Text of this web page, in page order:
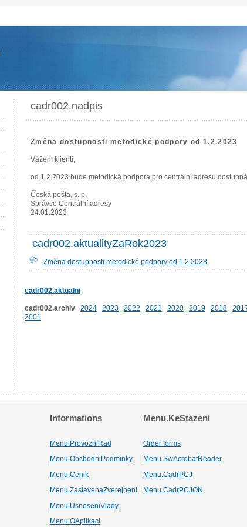
cadr002.nadpis
Změna dostupnosti metodické podpory od 1.2.2023
Vážení klienti,
od 1.2.2023 bude metodická podpora pro centrální adresu
Česká pošta, s. p.
Správce Centrální adresy
24.01.2023
cadr002.aktualityZaRok2023
Změna dostupnosti metodické podpory od 1.2.2023
cadr002.aktualni
cadr002.archiv 2024 2023 2022 2021 2020 2019 2018
2001
Informations Menu.KeStazeni
Menu.ProvozniRad Order forms
Menu.ObchodniPodminky
Menu.SwAcrobatReader
Menu.Cenik Menu.CadrPCJ
Menu.ZastavenaZverejneni
Menu.CadrPCJON
Menu.UsneseniVlady
Menu.OAplikaci